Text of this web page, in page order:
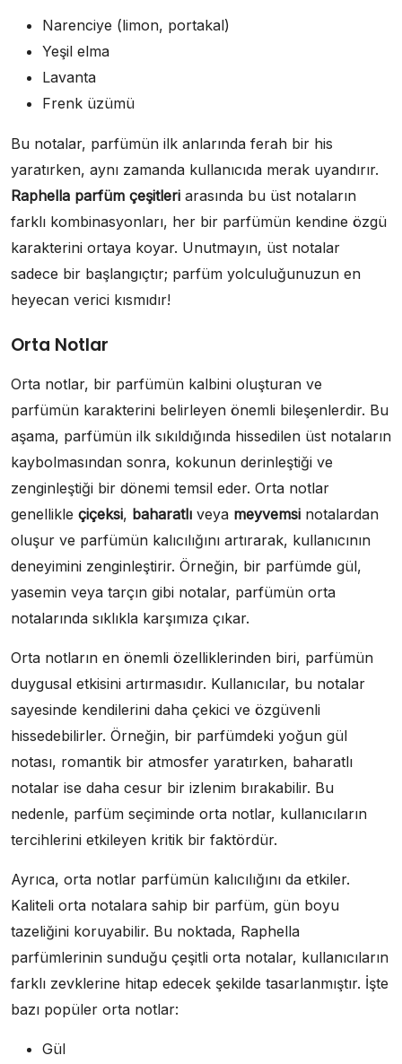
Narenciye (limon, portakal)
Yeşil elma
Lavanta
Frenk üzümü
Bu notalar, parfümün ilk anlarında ferah bir his
yaratırken, aynı zamanda kullanıcıda merak uyandırır.
Raphella parfüm çeşitleri arasında bu üst notaların
farklı kombinasyonları, her bir parfümün kendine özgü
karakterini ortaya koyar. Unutmayın, üst notalar
sadece bir başlangıçtır; parfüm yolculuğunuzun en
heyecan verici kısmıdır!
Orta Notlar
Orta notlar, bir parfümün kalbini oluşturan ve
parfümün karakterini belirleyen önemli bileşenlerdir. Bu
aşama, parfümün ilk sıkıldığında hissedilen üst notaların
kaybolmasından sonra, kokunun derinleştiği ve
zenginleştiği bir dönemi temsil eder. Orta notlar
genellikle çiçeksi, baharatlı veya meyvemsi notalardan
oluşur ve parfümün kalıcılığını artırarak, kullanıcının
deneyimini zenginleştirir. Örneğin, bir parfümde gül,
yasemin veya tarçın gibi notalar, parfümün orta
notalarında sıklıkla karşımıza çıkar.
Orta notların en önemli özelliklerinden biri, parfümün
duygusal etkisini artırmasıdır. Kullanıcılar, bu notalar
sayesinde kendilerini daha çekici ve özgüvenli
hissedebilirler. Örneğin, bir parfümdeki yoğun gül
notası, romantik bir atmosfer yaratırken, baharatlı
notalar ise daha cesur bir izlenim bırakabilir. Bu
nedenle, parfüm seçiminde orta notlar, kullanıcıların
tercihlerini etkileyen kritik bir faktördür.
Ayrıca, orta notlar parfümün kalıcılığını da etkiler.
Kaliteli orta notalara sahip bir parfüm, gün boyu
tazeliğini koruyabilir. Bu noktada, Raphella
parfümlerinin sunduğu çeşitli orta notalar, kullanıcıların
farklı zevklerine hitap edecek şekilde tasarlanmıştır. İşte
bazı popüler orta notlar:
Gül